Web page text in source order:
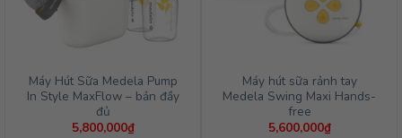
Máy Hút Sữa Medela Pump
In Style MaxFlow – bản đầy
đủ
5,800,000₫
Máy hút sữa rảnh tay
Medela Swing Maxi Hands-
free
5,600,000₫